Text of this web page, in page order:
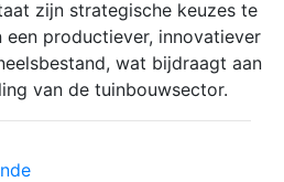
zijn strategische keuzes te
productiever, innovatiever
wat bijdraagt aan
van de tuinbouwsector.